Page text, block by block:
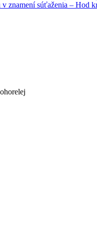
znamení súťaženia – Hod